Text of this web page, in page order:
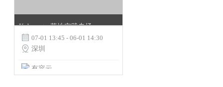
Kubernetes落地实践专场-深圳站
 07-01 13:45 - 06-01 14:30
 深圳
有容云